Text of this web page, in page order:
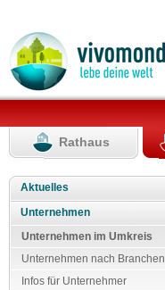
Rathaus
Aktuelles
Unternehmen
Unternehmen im Umkreis
Unternehmen nach Branchen
Infos für Unternehmer